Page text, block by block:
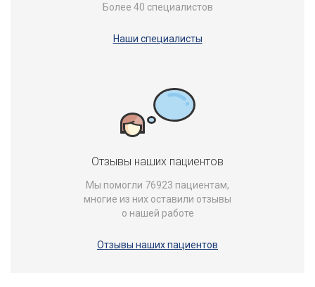
Более 40 специалистов
Наши специалисты
Отзывы наших пациентов
Мы помогли 76923 пациентам,
многие из них оставили отзывы
о нашей работе
Отзывы наших пациентов